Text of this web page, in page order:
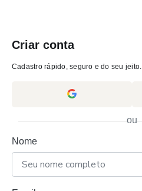
Criar conta
Cadastro rápido, seguro e do seu jeito.
ou
Nome